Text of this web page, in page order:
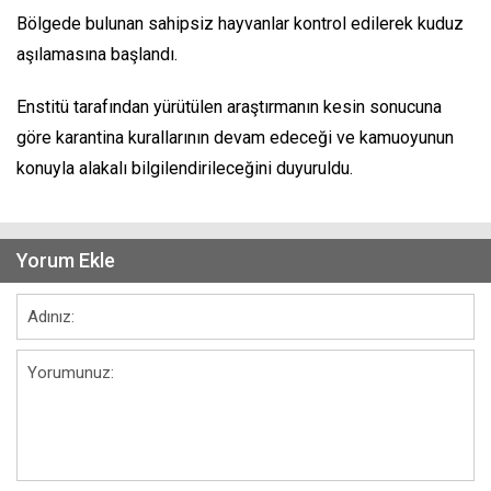
Bölgede bulunan sahipsiz hayvanlar kontrol edilerek kuduz
aşılamasına başlandı.
Enstitü tarafından yürütülen araştırmanın kesin sonucuna
göre karantina kurallarının devam edeceği ve kamuoyunun
konuyla alakalı bilgilendirileceğini duyuruldu.
Yorum Ekle